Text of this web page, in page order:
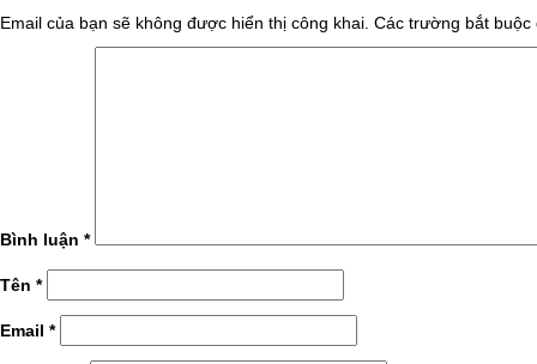
Email của bạn sẽ không được hiển thị công khai. Các trường bắt buộc
Bình luận *
Tên *
Email *